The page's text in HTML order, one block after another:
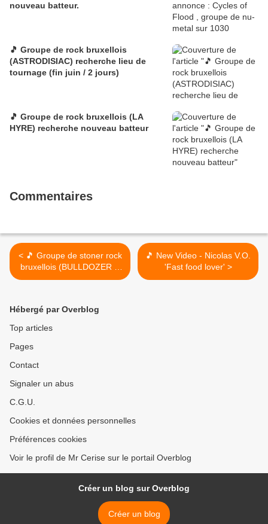
nouveau batteur.
🎵 Groupe de rock bruxellois
(ASTRODISIAC) recherche lieu de
tournage (fin juin / 2 jours)
🎵 Groupe de rock bruxellois (LA
HYRE) recherche nouveau batteur
Commentaires
< 🎵 Groupe de stoner rock
bruxellois (BULLDOZER &
THE MACHINE GUNS)
🎵 New Video - Nicolas V.O.
'Fast food lover' >
Hébergé par Overblog
Top articles
Pages
Contact
Signaler un abus
C.G.U.
Cookies et données personnelles
Préférences cookies
Voir le profil de Mr Cerise sur le portail Overblog
Créer un blog sur Overblog
Créer un blog